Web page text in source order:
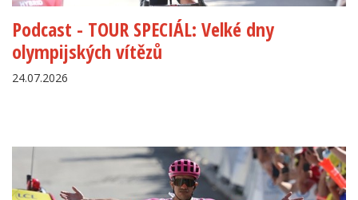
Podcast - TOUR SPECIÁL: Velké dny
olympijských vítězů
24.07.2026